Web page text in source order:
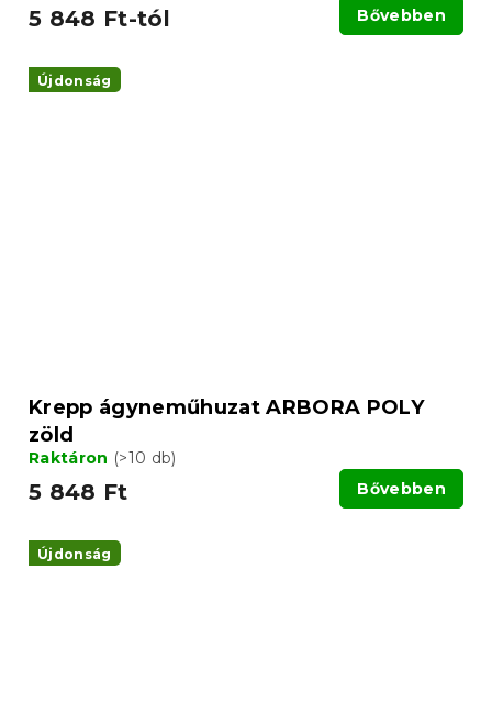
5 848 Ft-tól Bővebben
Újdonság
Krepp ágyneműhuzat ARBORA POLY
zöld
Raktáron (>10 db)
5 848 Ft Bővebben
Újdonság